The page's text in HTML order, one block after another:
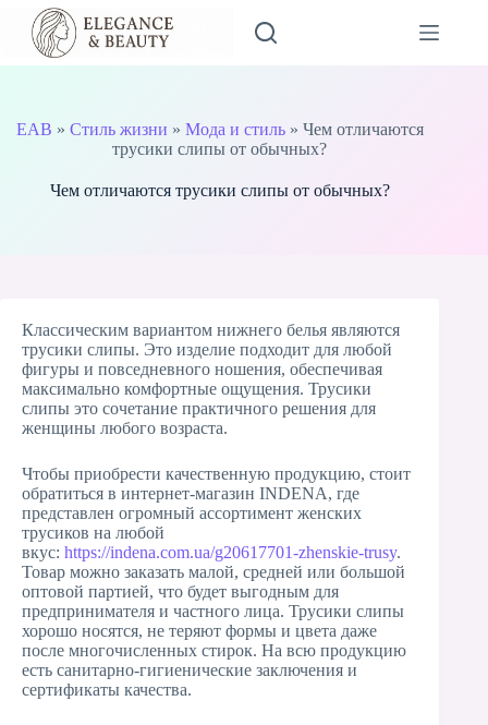
content
EAB » Стиль жизни » Мода и стиль» Чем отличаются
трусики слипы от обычных?
Чем отличаются трусики слипы от обычных?
Классическим вариантом нижнего белья являются
трусики слипы. Это изделие подходит для любой
фигуры и повседневного ношения, обеспечивая
максимально комфортные ощущения. Трусики
слипы это сочетание практичного решения для
женщины любого возраста.
Чтобы приобрести качественную продукцию, стоит
обратиться в интернет-магазин INDENA, где
представлен огромный ассортимент женских
трусиков на любой
вкус: https://indena.com.ua/g20617701-zhenskie-trusy.
Товар можно заказать малой, средней или большой
оптовой партией, что будет выгодным для
предпринимателя и частного лица. Трусики слипы
хорошо носятся, не теряют формы и цвета даже
после многочисленных стирок. На всю продукцию
есть санитарно-гигиенические заключения и
сертификаты качества.